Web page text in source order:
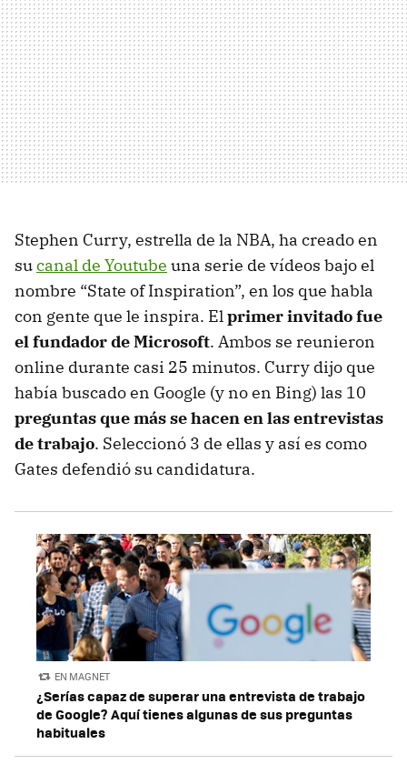
Stephen Curry, estrella de la NBA, ha creado en
sucanal de Youtube una serie de vídeos bajo el
nombre “State of Inspiration”, en los que habla
con gente que le inspira. Elprimer invitado fue
el fundador de Microsoft. Ambos se reunieron
online durante casi 25 minutos. Curry dijo que
había buscado en Google (y no en Bing) las 10
preguntas que más se hacen en las entrevistas
de trabajo. Seleccionó 3 de ellas y así es como
Gates defendió su candidatura.
EN MAGNET
¿Serías capaz de superar una entrevista de trabajo
de Google? Aquí tienes algunas de sus preguntas
habituales